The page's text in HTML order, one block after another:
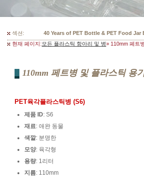
섹션:
300 Mould Selections For Your PET
현재 페이지: 모든 플라스틱 항아리 및 병» 110mm 페트
110mm 페트병 및 플라스틱 용
PET육각플라스틱병 (S6)
제품 ID: S6
재료: 애완 동물
색깔: 분명한
모양: 육각형
용량: 1리터
지름: 110mm